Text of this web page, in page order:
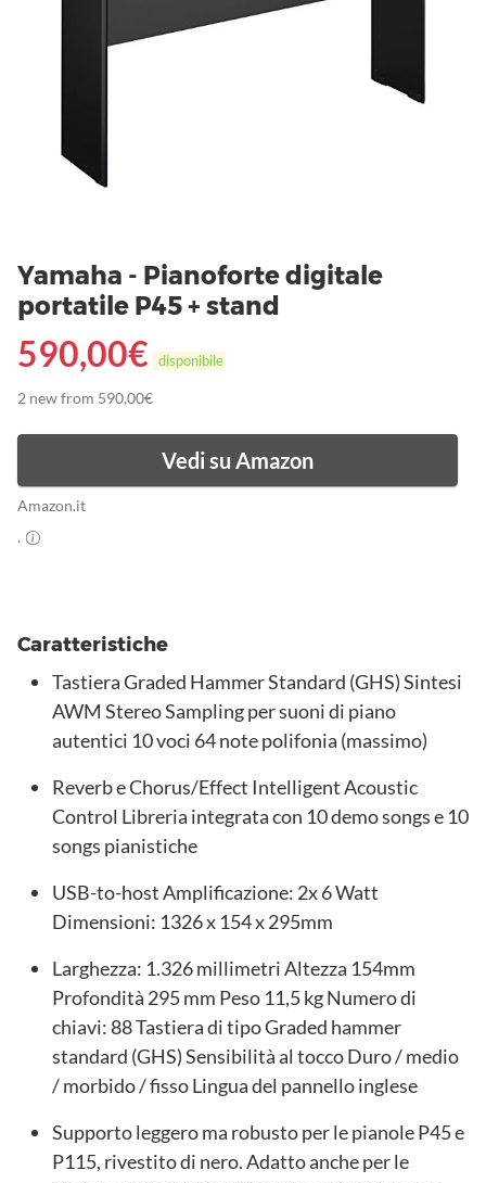
Yamaha - Pianoforte digitale
portatile P45 + stand
590,00€ disponibile
2 new from 590,00€
Vedi su Amazon
Amazon.it
.
Caratteristiche
Tastiera Graded Hammer Standard (GHS) Sintesi
AWM Stereo Sampling per suoni di piano
autentici 10 voci 64 note polifonia (massimo)
Reverb e Chorus/Effect Intelligent Acoustic
Control Libreria integrata con 10 demo songs e 10
songs pianistiche
USB-to-host Amplificazione: 2x 6 Watt
Dimensioni: 1326 x 154 x 295mm
Larghezza: 1.326 millimetri Altezza 154mm
Profondità 295 mm Peso 11,5 kg Numero di
chiavi: 88 Tastiera di tipo Graded hammer
standard (GHS) Sensibilità al tocco Duro / medio
/ morbido / fisso Lingua del pannello inglese
Supporto leggero ma robusto per le pianole P45 e
P115, rivestito di nero. Adatto anche per le